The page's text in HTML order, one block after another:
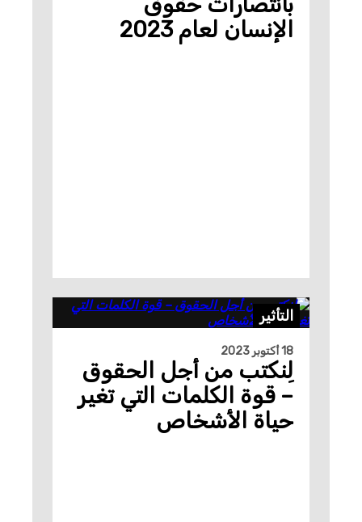
الإنسان لعام 2023
التأثير
18 أكتوبر 2023
لِنكتب من أجل الحقوق
– قوة الكلمات التي تغير
حياة الأشخاص